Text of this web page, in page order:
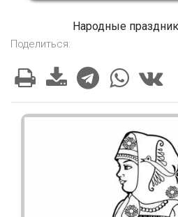
Народные
Поделиться: